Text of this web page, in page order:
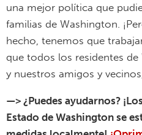
una mejor política que
familias de Washington.
hecho, tenemos que
que todos los residentes
y nuestros amigos y
—> ¿Puedes ayudarnos?
Estado de Washington se